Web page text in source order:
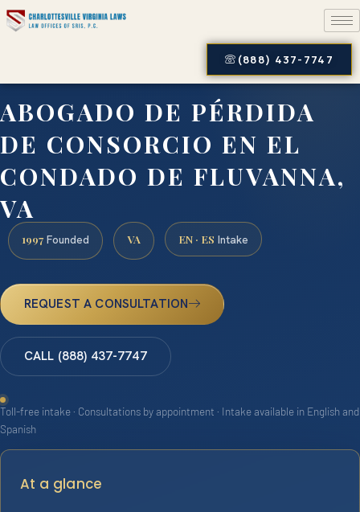
(888) 437-7747
ABOGADO DE PÉRDIDA
DE CONSORCIO EN EL
CONDADO DE FLUVANNA,
VA
1997 Founded VA EN · ES Intake
REQUEST A CONSULTATION
CALL (888) 437-7747
Toll-free intake · Consultations by appointment · Intake available in English and
Spanish
At a glance